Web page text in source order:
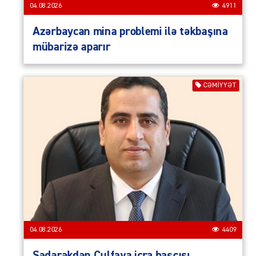
04.08.2026 4911
Azərbaycan mina problemi ilə təkbaşına
mübarizə aparır
CƏMIYYƏT
04.08.2026 4409